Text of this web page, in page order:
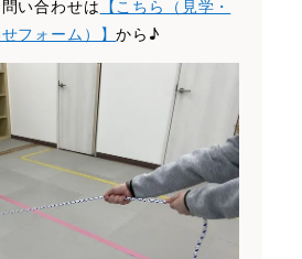
い合わせは 【こちら（見学・
フォーム）】から♪